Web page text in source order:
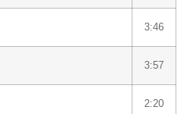
3:46
3:57
2:20